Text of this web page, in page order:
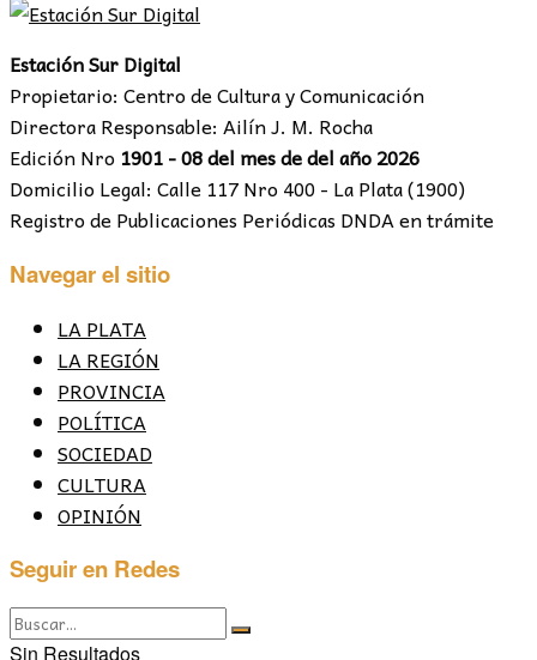
Estación Sur Digital
Propietario: Centro de Cultura y Comunicación
Directora Responsable: Ailín J. M. Rocha
Edición Nro 1901 - 08 del mes de del año 2026
Domicilio Legal: Calle 117 Nro 400 - La Plata (1900)
Registro de Publicaciones Periódicas DNDA en trámite
Navegar el sitio
LA PLATA
LA REGIÓN
PROVINCIA
POLÍTICA
SOCIEDAD
CULTURA
OPINIÓN
Seguir en Redes
Sin Resultados